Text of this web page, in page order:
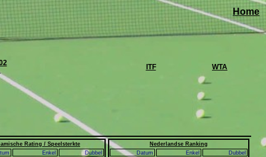
Home
ITF WTA
Rating / Speelsterkte
Enkel
Dubbel
Nederlandse Ranking
Datum
Enkel
Dubbel